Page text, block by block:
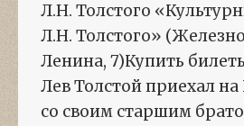
Л.Н. Толстого
Л.Н. Толстого»
Ленина, 7)Купить
Лев Толстой приехал на
со своим старшим